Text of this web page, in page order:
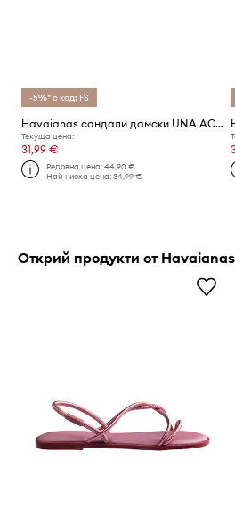
-5%* с код: FS
Havaianas сандали дамски UNA ACAI
Текуща цена:
31,99 €
Редовна цена:44,90 €
Най-ниска цена:34,99 €
Открий продукти от Havaianas